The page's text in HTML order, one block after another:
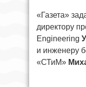
«Газета»
директору
Engineering
и инженеру
«СТиМ»